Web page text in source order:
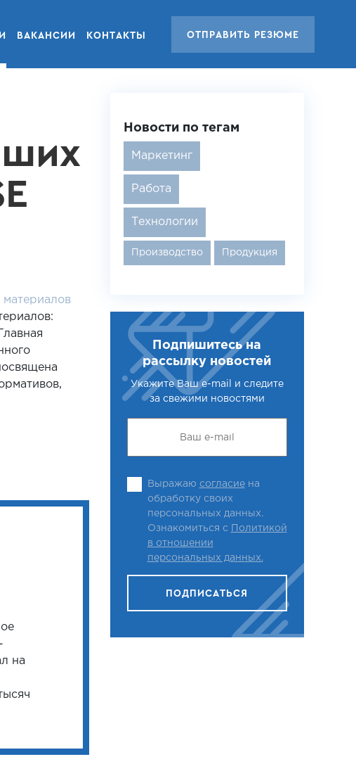
ВАКАНСИИ КОНТАКТЫ ОТПРАВИТЬ РЕЗЮМЕ
материалов
на
Новости по тегам
Маркетинг
Работа
Технологии
Производство Продукция
Подпишитесь на
рассылку новостей
Укажите Ваш e-mail и следите
за свежими новостями
Выражаю согласиена
обработку своих
персональных данных.
Ознакомиться с
Политикой
в отношении
персональных данных.
ПОДПИСАТЬСЯ